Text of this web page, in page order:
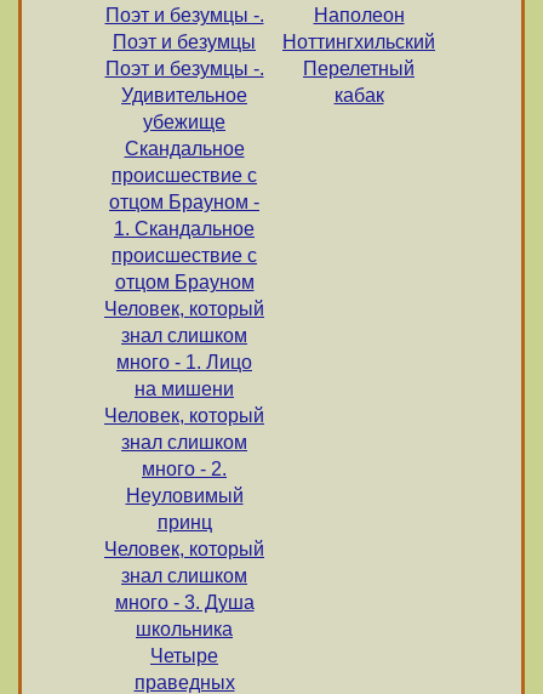
Поэт и безумцы -.
Поэт и безумцы
Поэт и безумцы -.
Удивительное
убежище
Скандальное
происшествие с
отцом Брауном -
1. Скандальное
происшествие с
отцом Брауном
Человек, который
знал слишком
много - 1. Лицо
на мишени
Человек, который
знал слишком
много - 2.
Неуловимый
принц
Человек, который
знал слишком
много - 3. Душа
школьника
Четыре
праведных
Наполеон
Ноттингхильский
Перелетный
кабак